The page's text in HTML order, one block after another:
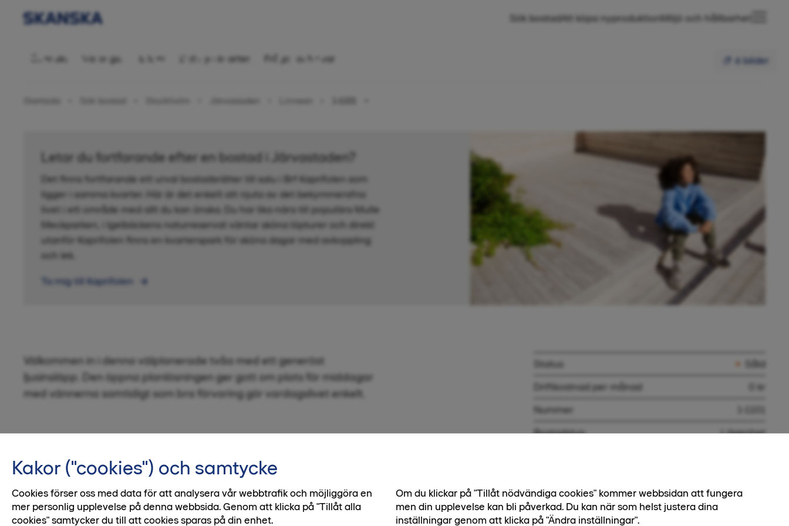
Sök bostadAtt köpa nyproduktionMiljö och hållbarhet
6 bilder
Bostadsrätt 2 rok, 46,5 kvm
Översikt Visningar Bilder Ditt nya kvarter Frågor och svar
Järvastaden Linnean
Letar du fortfarande efter en bostad i Järvastaden?
Det finns fortfarande ett urval bostadsrätter till salu i Brf Kaprifolen som
ligger i samma kvarter. Här är det enkelt att njuta av det bekymmersfria
livet i ett område med allt du kan önska. Du har lika nära till populära Mulle
Meckparken, i Igelbäckens naturreservat väntar sköna löpturer och direkt
utanför Kaprifolen finns en kvarterspark för sköna dagar med avkoppling
och lek.
Ta mig till Kaprifolen
Välkommen in i denna välplanerade tvåa med ett generöst
ljusinsläpp. Den öppna planlösningen ger gott om plats för middagar
med vännerna samtidigt som bra förvaring gör vardagslivet enkelt.
1 / 2
Status
Såld
Driftkostnad per månad
0 kr
Nummer
Bostadstyp
Lägenhet
Boarea
46,5 kvm
Kakor ("cookies") och samtycke
Cookies förser oss med data för att analysera vår webbtrafik och möjliggöra en
mer personlig upplevelse på denna webbsida. Genom att klicka på "Tillåt alla
cookies" samtycker du till att cookies sparas på din enhet.
Om du klickar på "Tillåt nödvändiga cookies" kommer webbsidan att fungera
men din upplevelse kan bli påverkad. Du kan när som helst justera dina
inställningar genom att klicka på "Ändra inställningar".